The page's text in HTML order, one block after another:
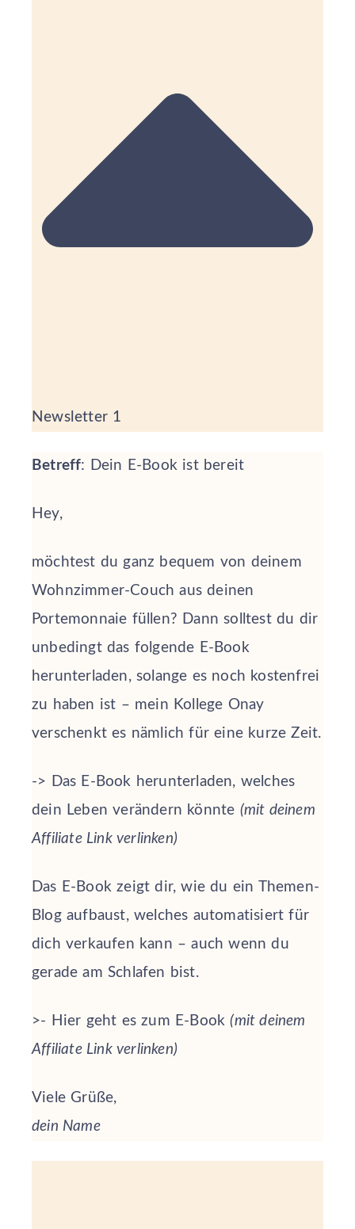
Newsletter 1
Betreff: Dein E-Book ist bereit
Hey,
möchtest du ganz bequem von deinem
Wohnzimmer-Couch aus deinen
Portemonnaie füllen? Dann solltest du dir
unbedingt das folgende E-Book
herunterladen, solange es noch kostenfrei
zu haben ist – mein Kollege Onay
verschenkt es nämlich für eine kurze Zeit.
-> Das E-Book herunterladen, welches
dein Leben verändern könnte (mit deinem
Affiliate Link verlinken)
Das E-Book zeigt dir, wie du ein Themen-
Blog aufbaust, welches automatisiert für
dich verkaufen kann – auch wenn du
gerade am Schlafen bist.
>- Hier geht es zum E-Book(mit deinem
Affiliate Link verlinken)
Viele Grüße,
dein Name